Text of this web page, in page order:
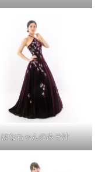
はなちゃんのみそ汁